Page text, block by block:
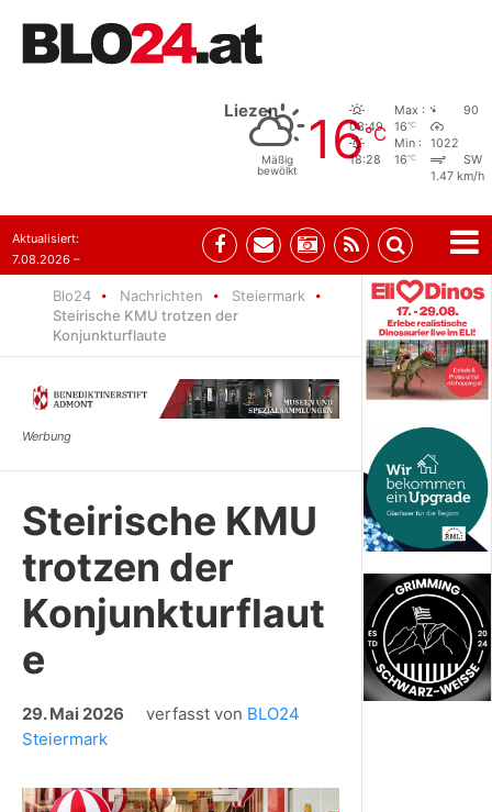
Liezen
Mäßig
bewölkt
16°C
03:49
18:28
Max :
16°C
Min :
16°C
90
1022
SW
1.47 km/h
Aktualisiert:
7.08.2026 –
Blo24 Nachrichten
Steiermark
Steirische KMU trotzen der
Konjunkturflaute
Steirische KMU
trotzen der
Konjunkturflaut
e
29. Mai 2026 verfasst von BLO24
Steiermark